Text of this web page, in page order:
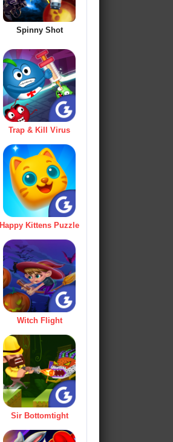
Spinny Shot
Trap & Kill Virus
Happy Kittens Puzzle
Witch Flight
Sir Bottomtight